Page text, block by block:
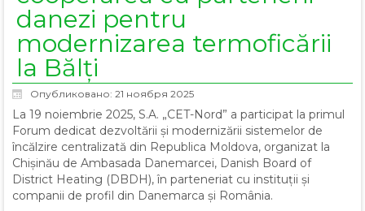
danezi pentru
modernizarea termoficării
la Bălți
Опубликовано: 21 ноября 2025
La 19 noiembrie 2025, S.A. „CET-Nord” a participat la primul
Forum dedicat dezvoltării și modernizării sistemelor de
încălzire centralizată din Republica Moldova, organizat la
Chișinău de Ambasada Danemarcei, Danish Board of
District Heating (DBDH), în parteneriat cu instituții și
companii de profil din Danemarca și România.